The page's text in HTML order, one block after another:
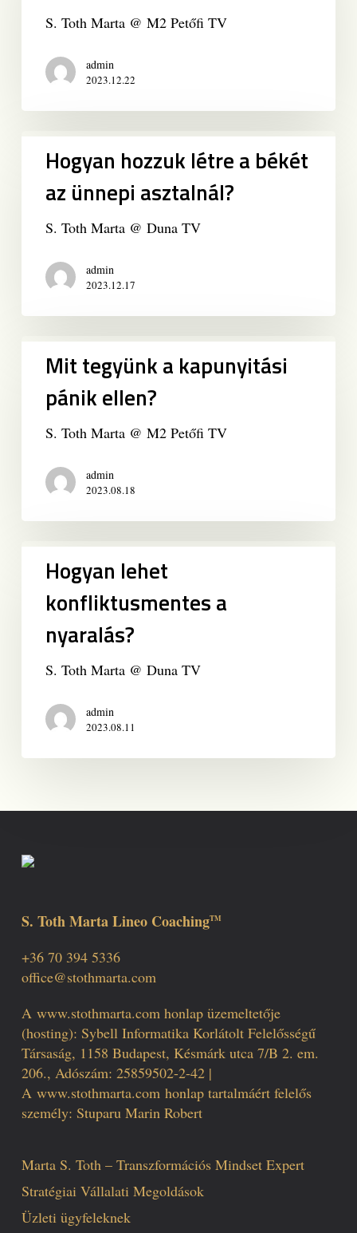
alkalmával
S. Toth Marta @ M2 Petőfi TV
admin
2023.12.22
Hogyan
hozzuk
békét
ünnepi
asztalnál?
Hogyan hozzuk létre a békét
az ünnepi asztalnál?
S. Toth Marta @ Duna TV
admin
2023.12.17
tegyünk
kapunyitási
pánik
ellen?
Mit tegyünk a kapunyitási
pánik ellen?
S. Toth Marta @ M2 Petőfi TV
admin
2023.08.18
Hogyan
lehet
konfliktusmentes
nyaralás?
Hogyan lehet
konfliktusmentes a
nyaralás?
S. Toth Marta @ Duna TV
admin
2023.08.11
S. Toth Marta Lineo CoachingTM
+36 70 394 5336
office@stothmarta.com
A www.stothmarta.comhonlap üzemeltetője
(hosting): Sybell Informatika Korlátolt Felelősségű
Társaság, 1158 Budapest, Késmárk utca 7/B 2. em.
206., Adószám: 25859502-2-42 |
A www.stothmarta.comhonlap tartalmáért felelős
személy: Stuparu Marin Robert
Marta S. Toth – Transzformációs Mindset Expert
Stratégiai Vállalati Megoldások
Üzleti ügyfeleknek